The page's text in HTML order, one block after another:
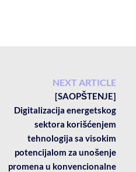
NEXT ARTICLE
[SAOPŠTENJE]
Digitalizacija energetskog
sektora korišćenjem
tehnologija sa visokim
potencijalom za unošenje
promena u konvencionalne